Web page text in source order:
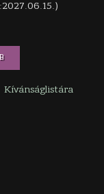
Kívánságlistára